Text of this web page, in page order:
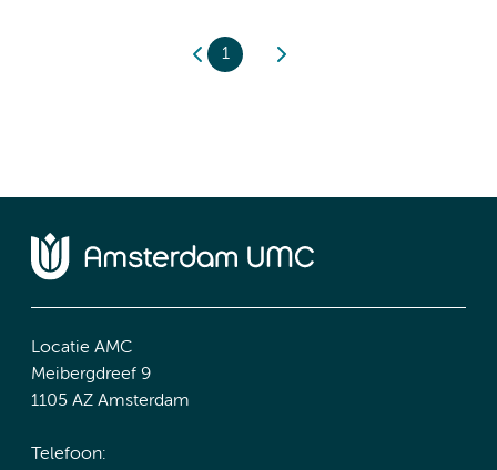
1
Locatie AMC
Meibergdreef 9
1105 AZ Amsterdam
Telefoon: